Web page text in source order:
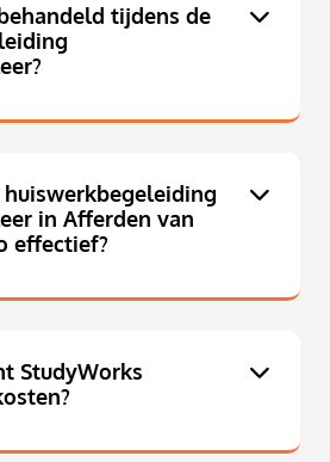
tijdens de
in Afferden van
effectief?
StudyWorks